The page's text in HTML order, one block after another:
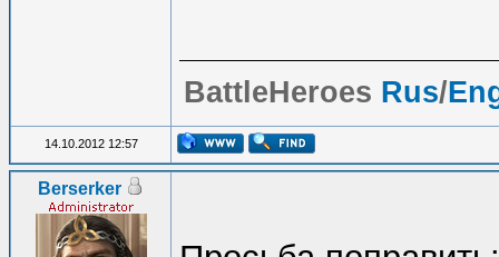
BattleHeroes Rus/
14.10.2012 12:57
Berserker